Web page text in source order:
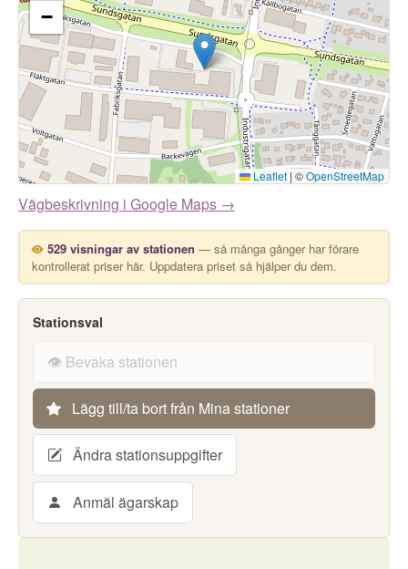
−
Leaflet | ©OpenStreetMap
Vägbeskrivning i Google Maps →
529 visningar av stationen — så många gånger har förare
kontrollerat priser här. Uppdatera priset så hjälper du dem.
Stationsval
👁️ Bevaka stationen
Lägg till/ta bort från Mina stationer
Ändra stationsuppgifter
Anmäl ägarskap